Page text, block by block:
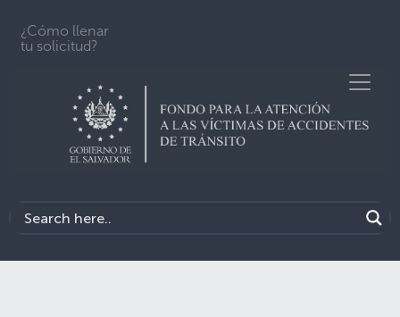
¿Cómo llenar
tu solicitud?